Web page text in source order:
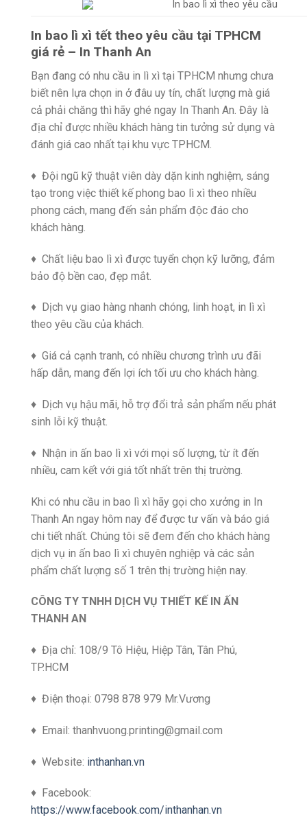
In bao lì xì tết theo yêu cầu tại TPHCM
giá rẻ – In Thanh An
Bạn đang có nhu cầu in lì xì tại TPHCM nhưng chưa
biết nên lựa chọn in ở đâu uy tín, chất lượng mà giá
cả phải chăng thì hãy ghé ngay In Thanh An. Đây là
địa chỉ được nhiều khách hàng tin tưởng sử dụng và
đánh giá cao nhất tại khu vực TPHCM.
♦ Đội ngũ kỹ thuật viên dày dặn kinh nghiệm, sáng
tạo trong việc thiết kế phong bao lì xì theo nhiều
phong cách, mang đến sản phẩm độc đáo cho
khách hàng.
♦ Chất liệu bao lì xì được tuyển chọn kỹ lưỡng, đảm
bảo độ bền cao, đẹp mắt.
♦ Dịch vụ giao hàng nhanh chóng, linh hoạt, in lì xì
theo yêu cầu của khách.
♦ Giá cả cạnh tranh, có nhiều chương trình ưu đãi
hấp dẫn, mang đến lợi ích tối ưu cho khách hàng.
♦ Dịch vụ hậu mãi, hỗ trợ đổi trả sản phẩm nếu phát
sinh lỗi kỹ thuật.
♦ Nhận in ấn bao lì xì với mọi số lượng, từ ít đến
nhiều, cam kết với giá tốt nhất trên thị trường.
Khi có nhu cầu in bao lì xì hãy gọi cho xưởng in In
Thanh An ngay hôm nay để được tư vấn và báo giá
chi tiết nhất. Chúng tôi sẽ đem đến cho khách hàng
dịch vụ in ấn bao lì xì chuyên nghiệp và các sản
phẩm chất lượng số 1 trên thị trường hiện nay.
CÔNG TY TNHH DỊCH VỤ THIẾT KẾ IN ẤN
THANH AN
♦ Địa chỉ: 108/9 Tô Hiệu, Hiệp Tân, Tân Phú,
TP.HCM
♦ Điện thoại: 0798 878 979 Mr.Vương
♦ Email: thanhvuong.printing@gmail.com
♦ Website: inthanhan.vn
♦ Facebook:
https://www.facebook.com/inthanhan.vn